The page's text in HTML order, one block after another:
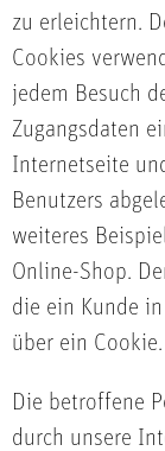
zu erleichtern.
Cookies
jedem Besuch
Zugangsdaten
Internetseite
Benutzers
weiteres
Online-Shop.
die ein Kunde
über ein Cookie.
Die betroffene
durch unsere